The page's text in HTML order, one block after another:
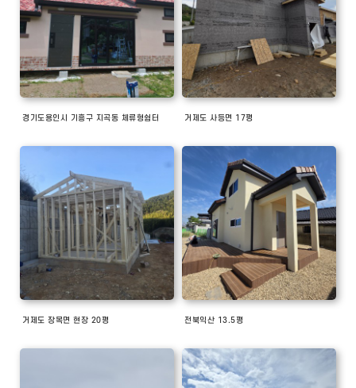
경기도용인시 기흥구 지곡동 체류형쉼터 거제도 사등면 17평
거제도 장목면 현장 20평 전북익산 13.5평